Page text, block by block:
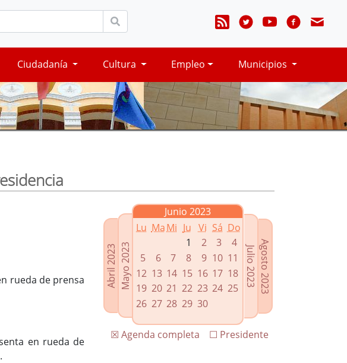
Ciudadanía Cultura Empleo Municipios
Abril 2023Mayo 2023
Junio 2023
Lu MaMi Ju Vi Sá Do
1
2 3
4
5
6 7 8 9 10 11
12 13 14 15 16 17 18
19 20 21 22 23 24 25
26 27 28 29 30
Agosto 2023
Julio 2023
☐ Presidente
☒ Agenda completa
rueda de prensa
en rueda de